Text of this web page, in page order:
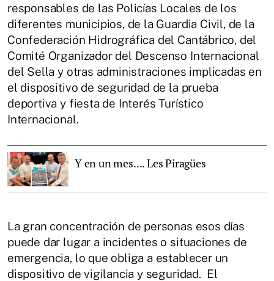
responsables de las Policías Locales de los
diferentes municipios, de la Guardia Civil, de la
Confederación Hidrográfica del Cantábrico, del
Comité Organizador del Descenso Internacional
del Sella y otras administraciones implicadas en
el dispositivo de seguridad de la prueba
deportiva y fiesta de Interés Turístico
Internacional.
Y en un mes.... Les Piragües
La gran concentración de personas esos días
puede dar lugar a incidentes o situaciones de
emergencia, lo que obliga a establecer un
dispositivo de vigilancia y seguridad. El